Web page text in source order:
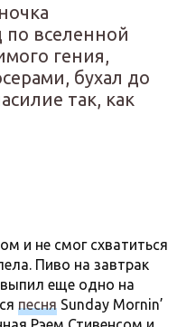
по вселенной
гения,
бухал до
так, как
и не смог схватиться
Пиво на завтрак
еще одно на
песня Sunday Mornin’